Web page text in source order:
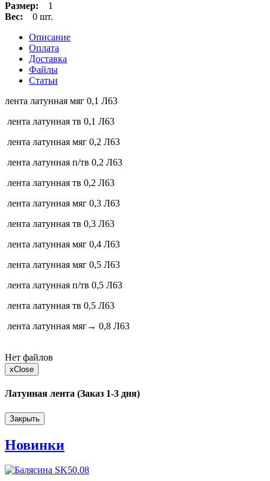
Размер:
1
Вес:
0 шт.
Описание
Оплата
Доставка
Файлы
Статьи
лента латунная мяг 0,1 Л63
лента латунная тв 0,1 Л63
лента латунная мяг 0,2 Л63
лента латунная п/тв 0,2 Л63
лента латунная тв 0,2 Л63
лента латунная мяг 0,3 Л63
лента латунная тв 0,3 Л63
лента латунная мяг 0,4 Л63
лента латунная мяг 0,5 Л63
лента латунная п/тв 0,5 Л63
лента латунная тв 0,5 Л63
лента латунная мяг→ 0,8 Л63
Нет файлов
xClose
Латунная лента (Заказ 1-3 дня)
Закрыть
Новинки